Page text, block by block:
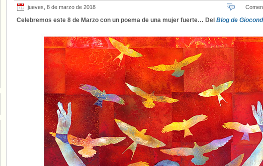
jueves, 8 de marzo de 2018
Celebremos este 8 de Marzo con un poema de una mujer fuerte… Del Blog de